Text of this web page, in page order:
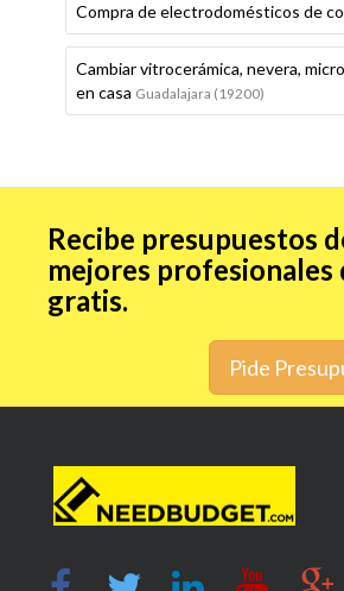
Compra de electrodomésticos de
Cambiar vitrocerámica, nevera,
en casa Guadalajara (19200)
Recibe presupuestos
mejores profesionales
gratis.
Pide